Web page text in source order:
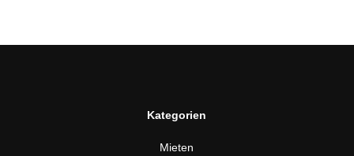
Kategorien
Mieten